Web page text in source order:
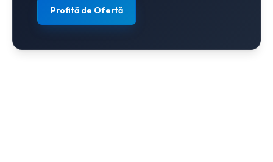
Profită de Ofertă